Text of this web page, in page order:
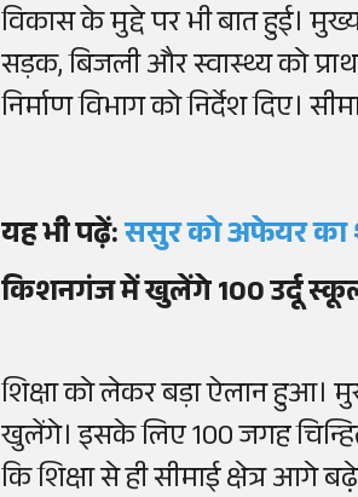
विकास के मुद्दे पर भी बात हुई।
सड़क, बिजली और स्वास्थ्य को
निर्माण विभाग को निर्देश दिए।
यह भी पढ़ें:ससुर को अफेयर का
किशनगंज में खुलेंगे 100 उर्दू
शिक्षा को लेकर बड़ा ऐलान हुआ।
खुलेंगे। इसके लिए 100 जगह
कि शिक्षा से ही सीमाई क्षेत्र